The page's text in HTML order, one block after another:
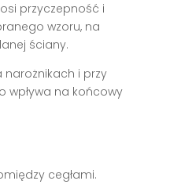
przyczepność i
wzoru, na
ściany.
narożnikach i przy
wpływa na końcowy
cegłami.